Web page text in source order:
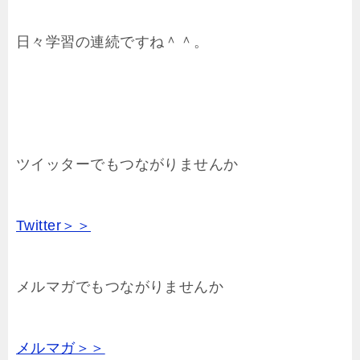
日々学習の連続ですね＾＾。
ツイッターでもつながりませんか
Twitter＞＞
メルマガでもつながりませんか
メルマガ＞＞